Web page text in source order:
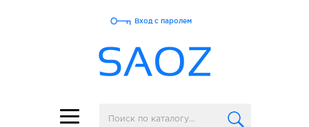
Toggle
navigation
Вход с паролем